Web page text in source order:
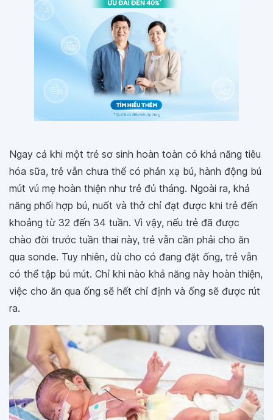
Ngay cả khi một trẻ sơ sinh hoàn toàn có khả năng tiêu
hóa sữa, trẻ vẫn chưa thể có phản xạ bú, hành động bú
mút vú mẹ hoàn thiện như trẻ đủ tháng. Ngoài ra, khả
năng phối hợp bú, nuốt và thở chỉ đạt được khi trẻ đến
khoảng từ 32 đến 34 tuần. Vì vậy, nếu trẻ đã được
chào đời trước tuần thai này, trẻ vẫn cần phải cho ăn
qua sonde. Tuy nhiên, dù cho có đang đặt ống, trẻ vẫn
có thể tập bú mút. Chỉ khi nào khả năng này hoàn thiện,
việc cho ăn qua ống sẽ hết chỉ định và ống sẽ được rút
ra.